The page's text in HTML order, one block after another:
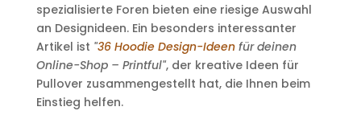
spezialisierte Foren bieten eine riesige Auswahl
an Designideen. Ein besonders interessanter
Artikel ist "36 Hoodie Design-Ideenfür deinen
Online-Shop – Printful", der kreative Ideen für
Pullover zusammengestellt hat, die Ihnen beim
Einstieg helfen.